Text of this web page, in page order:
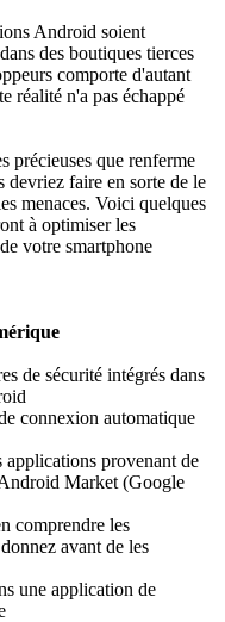
Android soient
des boutiques tierces
comporte d'autant
réalité n'a pas échappé
précieuses que renferme
devriez faire en sorte de le
menaces. Voici quelques
à optimiser les
votre smartphone
de sécurité intégrés dans
connexion automatique
applications provenant de
Market (Google
comprendre les
avant de les
une application de